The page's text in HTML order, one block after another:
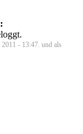
- 13:47. und als